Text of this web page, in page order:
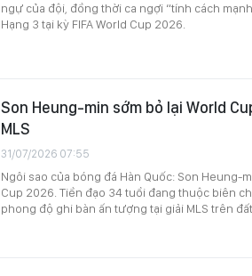
ngự của đội, đồng thời ca ngợi “tính cách
Hạng 3 tại kỳ FIFA World Cup 2026.
Son Heung-min sớm bỏ lại World
MLS
31/07/2026 07:55
Ngôi sao của bóng đá Hàn Quốc: Son Heung-
Cup 2026. Tiền đạo 34 tuổi đang thuộc biên
phong độ ghi bàn ấn tượng tại giải MLS trên đất